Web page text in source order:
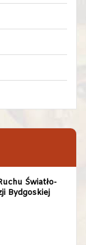
Światło-
Bydgoskiej